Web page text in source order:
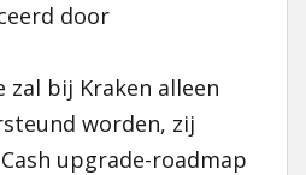
door
bij Kraken alleen
worden, zij
upgrade-roadmap